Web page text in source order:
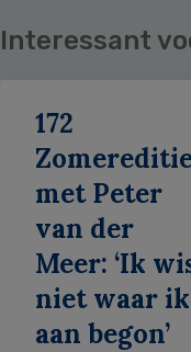
Interessant
172
met Peter
van der
Meer: ‘Ik
niet waar ik
aan begon’